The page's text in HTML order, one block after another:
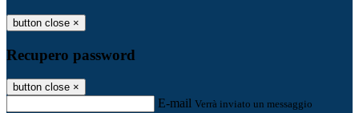
button close ×
Recupero password
button close ×
E-mail Verrà inviato un messaggio